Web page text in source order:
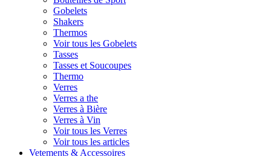
Gobelets
Shakers
Thermos
Voir tous les Gobelets
Tasses
Tasses et Soucoupes
Thermo
Verres
Verres a the
Verres à Bière
Verres à Vin
Voir tous les Verres
Voir tous les articles
Vetements & Accessoires